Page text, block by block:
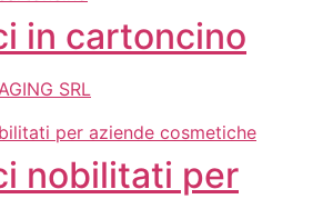
in cartoncino
SRL
nobilitati per